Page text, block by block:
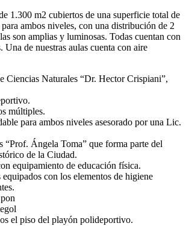
1.300 m2 cubiertos de una superficie total de
ambos niveles, con una distribución de 2
son amplias y luminosas. Todas cuentan con
Una de nuestras aulas cuenta con aire
Ciencias Naturales “Dr. Hector Crispiani”,
múltiples.
para ambos niveles asesorado por una Lic.
“Prof. Ángela Toma” que forma parte del
de la Ciudad.
equipamiento de educación física.
equipados con los elementos de higiene
el piso del playón polideportivo.